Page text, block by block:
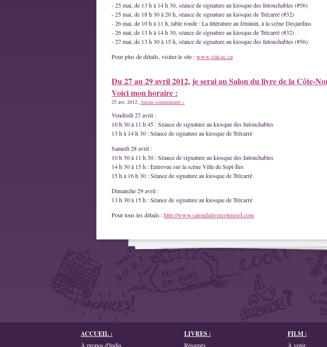
- 25 mai, de 13 h à 14 h 30, séance de signature au kiosque des Intouchables (#56)
- 25 mai, de 18 h 30 à 20 h, séance de signature au kiosque de Trécarré (#32)
- 26 mai, de 10 h à 11 h, table ronde : La littérature au féminin, à la scène Desjardins
- 26 mai, de 13 h à 14 h 30, séance de signature au kiosque de Trécarré (#32)
- 27 mai, de 13 h 30 à 15 h, séance de signature au kiosque des Intouchables (#56)
Pour plus de détails, visitez le site :www.slat.qc.ca
Du 27 au 29 avril 2012, je serai au Salon du livre de la Côte-
Voici mon horaire :
25 avr. 2012, Aucun commentaire »
Vendredi 27 avril :
10 h 30 à 11 h 45 : Séance de signature au kiosque des Intouchables
13 h à 14 h 30 : Séance de signature au kiosque de Trécarré
Samedi 28 avril :
10 h 30 à 11 h 30 : Séance de signature au kiosque des Intouchables
14 h 30 à 15 h : Entrevue sur la scène Ville de Sept-Îles
15 h à 16 h 30 : Séance de signature au kiosque de Trécarré
Dimanche 29 avril :
13 h 30 à 15 h : Séance de signature au kiosque de Trécarré
Pour tous les détails :http://www.salondulivrecotenord.com
ACCUEIL :
À propos d'India
LIVRES :
Résumés
FILM :
À venir...